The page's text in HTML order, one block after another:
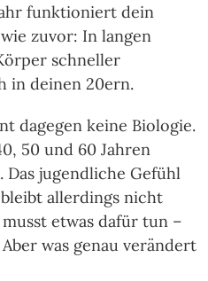
funktioniert dein
zuvor: In langen
schneller
in deinen 20ern.
dagegen keine Biologie.
50 und 60 Jahren
jugendliche Gefühl
allerdings nicht
etwas dafür tun –
was genau verändert